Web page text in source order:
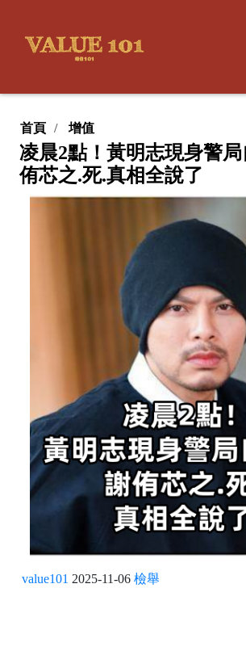
首頁 增值
凌晨2點！黃明志現身警
侑芯之.死.真相全說了
value101 2025-11-06 檢舉